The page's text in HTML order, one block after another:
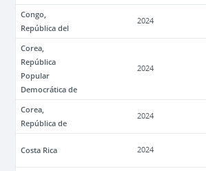
Congo,
República del
2024
Corea,
República
Popular
Democrática de
2024
Corea,
República de
2024
Costa Rica 2024